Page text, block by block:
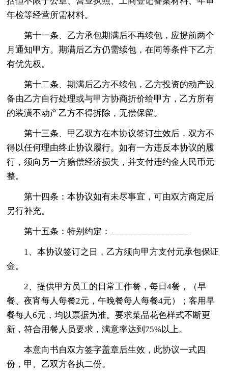
年检等经营所需材料。
第十一条、乙方承包期满后不再续包，应提前两个
月通知甲方。期满后乙方仍需续包，在同等条件下乙方
有优先权。
第十二条、期满后乙方不续包，乙方投资的动产设
备由乙方自行处理或与甲方协商折价给甲方，乙方所有
的装潢不动产乙方不得拆除，无偿保留。
第十三条、甲乙双方在本协议签订生效后，双方不
得以任何理由终止协议履行。如有一方违反本协议的履
行，须向另一方赔偿经济损失，并支付违约金人民币元
整。
第十四条：本协议如有未尽事宜，可由双方商定后
另行补充。
第十五条：特别约定：_________________
1、本协议签订之日，乙方须向甲方支付元承包保证
金。
2、提供甲方员工的日常工作餐，每日4餐，（早
餐、夜宵每人每餐2元，午晚餐每人每餐4元）；客用早
餐每人6元，均以票据为准。要求菜品花色样式不断更
新，符合用餐人员要求，满意率达到75%以上。
本意向书自双方签字盖章后生效，此协议一式四
份，甲、乙双方各执二份。